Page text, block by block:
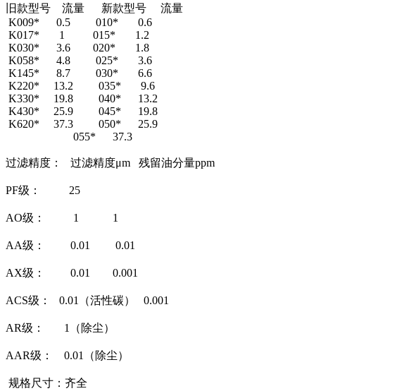
旧款型号 流量 新款型号 流量
K009* 0.5 010* 0.6
K017* 1 015* 1.2
K030* 3.6 020* 1.8
K058* 4.8 025* 3.6
K145* 8.7 030* 6.6
K220* 13.2 035* 9.6
K330* 19.8 040* 13.2
K430* 25.9 045* 19.8
K620* 37.3 050* 25.9
055* 37.3
过滤精度： 过滤精度μm 残留油分量ppm
PF级： 25
AO级： 1 1
AA级： 0.01 0.01
AX级： 0.01 0.001
ACS级： 0.01（活性碳） 0.001
AR级： 1（除尘）
AAR级： 0.01（除尘）
规格尺寸：齐全